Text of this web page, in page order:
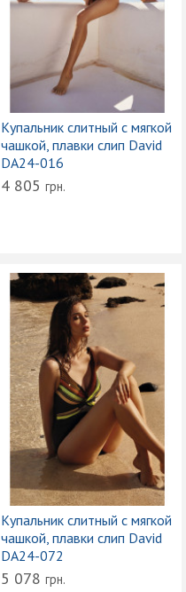
Купальник слитный с мягкой
чашкой, плавки слип David
DA24-016
4 805 грн.
Купальник слитный с мягкой
чашкой, плавки слип David
DA24-072
5 078 грн.